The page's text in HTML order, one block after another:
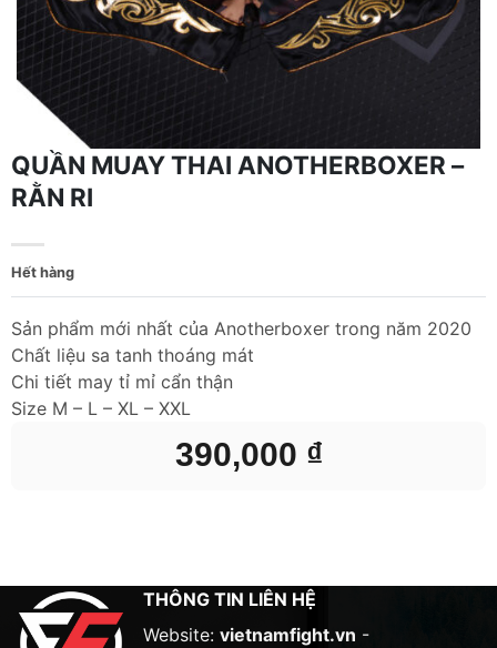
QUẦN MUAY THAI ANOTHERBOXER –
RẰN RI
390,000 ₫
Sản phẩm mới nhất của Anotherboxer trong năm 2020
Chất liệu sa tanh thoáng mát
Chi tiết may tỉ mỉ cẩn thận
Size M – L – XL – XXL
Hết hàng
THÔNG TIN LIÊN HỆ
Website: vietnamfight.vn -